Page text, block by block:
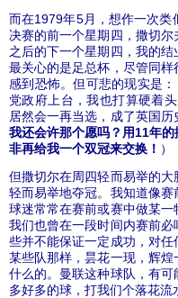
而在1979年5月，想作一次类
决赛的前一个星期四，撒切
之后的下一个星期四，我的
最关心的是足总杯，尽管同
感到恐怖。但可悲的现实是
党政府上台，我也打算硬着
居然会一再当选，成了英国
我还会许那个愿吗？用11年
非再给我一个双冠来交换！ ）
但撒切尔在周四轻而易举的
轻而易举地夺冠。我知道像
球迷常常在赛前或赛中做某
我们也曾在一段时间内赛前
些并不能保证一定成功，对
某些队那样，昙花一现，辉
什么的。曼联这种球队，有
多好多的球，打我们个落花流